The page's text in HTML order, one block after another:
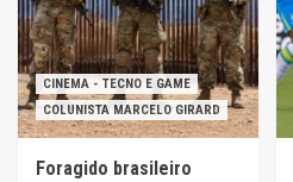
CINEMA - TECNO E GAME
COLUNISTA MARCELO GIRARD
Foragido brasileiro